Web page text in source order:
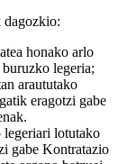
dagozkio:
honako arlo
legeria;
araututako
eragotzi gabe
legeriari lotutako
gabe Kontratazio